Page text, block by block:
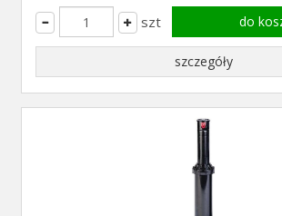
szt do
szczegóły